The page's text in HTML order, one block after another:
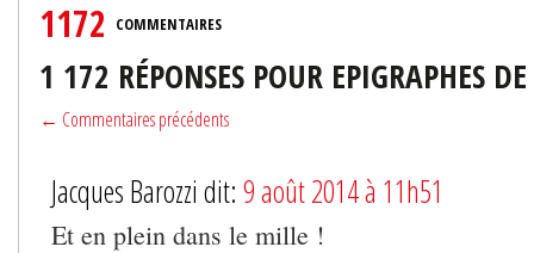
1172 COMMENTAIRES
1 172 RÉPONSES POUR EPIGRAPHES
← Commentaires précédents
Jacques Barozzi dit: 9 août 2014 à 11h51
Et en plein dans le mille !